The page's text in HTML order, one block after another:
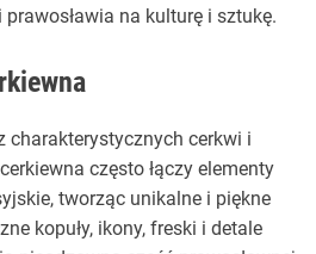
na kulturę i sztukę.
charakterystycznych cerkwi i
często łączy elementy
tworząc unikalne i piękne
kopuły, ikony, freski i detale